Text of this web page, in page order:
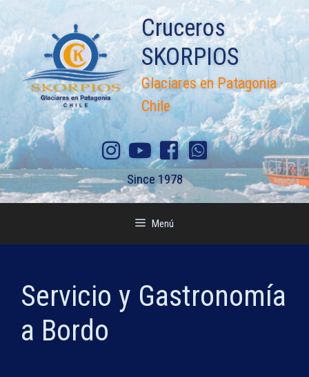
contenido
Cruceros
SKORPIOS
Glaciares en Patagonia ·
Chile
Since 1978
Menú
Servicio y Gastronomía
a Bordo